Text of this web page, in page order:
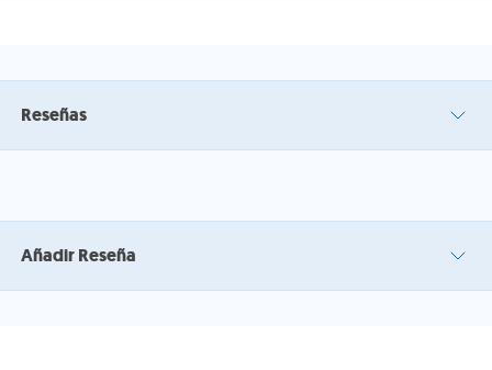
Reseñas
Añadir Reseña